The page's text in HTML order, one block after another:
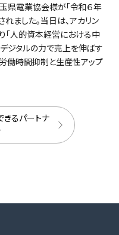
県電業協会様が「令和６年
ました。当日は、アカリン
人的資本経営における中
デジタルの力で売上を伸ばす
働時間抑制と生産性アップ
きるパートナ